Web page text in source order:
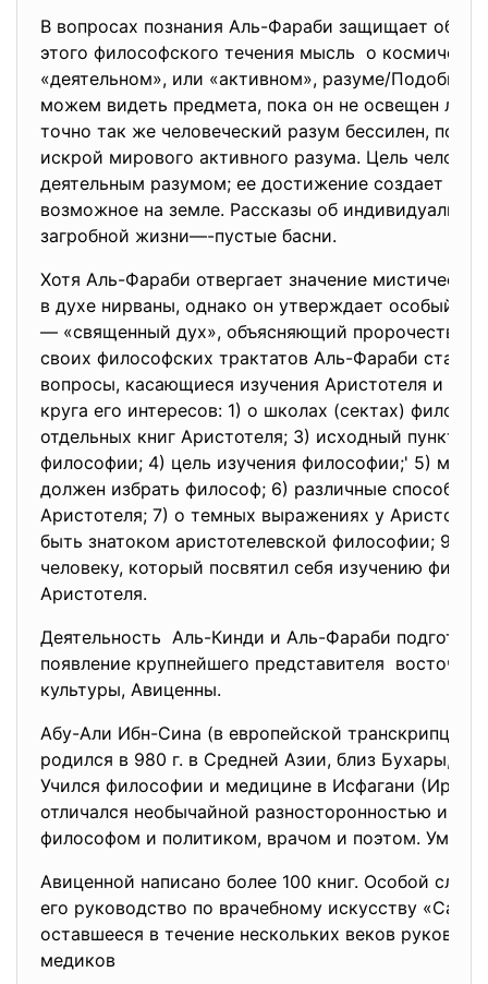
В вопросах познания Аль-Фараби защищает
этого философского течения мысль о
«деятельном», или «активном», разуме/Подобно
можем видеть предмета, пока он не освещен
точно так же человеческий разум бессилен, пока
искрой мирового активного разума. Цель
деятельным разумом; ее достижение создает
возможное на земле. Рассказы об
загробной жизни—-пустые басни.
Хотя Аль-Фараби отвергает значение
в духе нирваны, однако он утверждает особый
— «священный дух», объясняющий пророчества, '
своих философских трактатов Аль-Фараби
вопросы, касающиеся изучения Аристотеля и
круга его интересов: 1) о школах (сектах)
отдельных книг Аристотеля; 3) исходный пункт
философии; 4) цель изучения философии;' 5)
должен избрать философ; 6) различные способы
Аристотеля; 7) о темных выражениях у
быть знатоком аристотелевской философии; 9)
человеку, который посвятил себя изучению
Аристотеля.
Деятельность Аль-Кинди и Аль-Фараби
появление крупнейшего представителя
культуры, Авиценны.
Абу-Али Ибн-Сина (в европейской транскрипции
родился в 980 г. в Средней Азии, близ Бухары, в
Учился философии и медицине в Исфагани (Иран).
отличался необычайной разносторонностью
философом и политиком, врачом и поэтом. Умер
Авиценной написано более 100 книг. Особой
его руководство по врачебному искусству
оставшееся в течение нескольких веков
медиков